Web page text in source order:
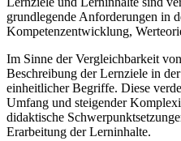
grundlegende Anforderungen in
Kompetenzentwicklung,
Im Sinne der Vergleichbarkeit
Beschreibung der Lernziele in
einheitlicher Begriffe. Diese
Umfang und steigender
didaktische
Erarbeitung der Lerninhalte.